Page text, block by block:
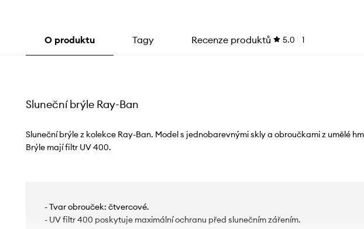
O produktu Tagy Recenze produktů 5.0 1
Sluneční brýle Ray-Ban
Sluneční brýle z kolekce Ray-Ban. Model s jednobarevnými skly a obroučkami z umělé
Brýle mají filtr UV 400.
- Tvar obrouček: čtvercové.
- UV filtr 400 poskytuje maximální ochranu před slunečním zářením.